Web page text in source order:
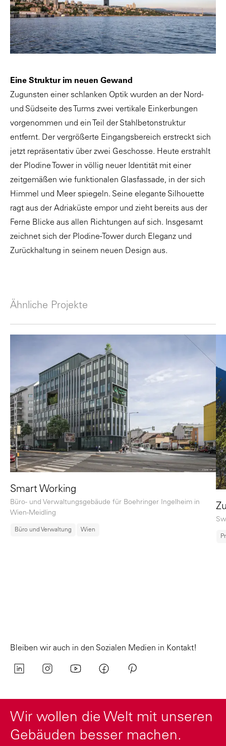
Eine Struktur im neuen Gewand
Zugunsten einer schlanken Optik wurden an der Nord-
und Südseite des Turms zwei vertikale Einkerbungen
vorgenommen und ein Teil der Stahlbetonstruktur
entfernt. Der vergrößerte Eingangsbereich erstreckt sich
jetzt repräsentativ über zwei Geschosse. Heute erstrahlt
der Plodine Tower in völlig neuer Identität mit einer
zeitgemäßen wie funktionalen Glasfassade, in der sich
Himmel und Meer spiegeln. Seine elegante Silhou­ette
ragt aus der Adriaküste empor und zieht bereits aus der
Ferne Blicke aus allen Richtungen auf sich. Insgesamt
zeichnet sich der Plodine-Tower durch Eleganz und
Zurückhaltung in seinem neuen Design aus.
Ähnliche Projekte
Smart Working
Büro- und Verwaltungsgebäude für Boehringer Ingelheim in
Wien-Meidling
Büro und Verwaltung Wien
Bleiben wir auch in den Sozialen Medien in Kontakt!
Wir wollen die Welt mit unseren
Gebäuden besser machen.